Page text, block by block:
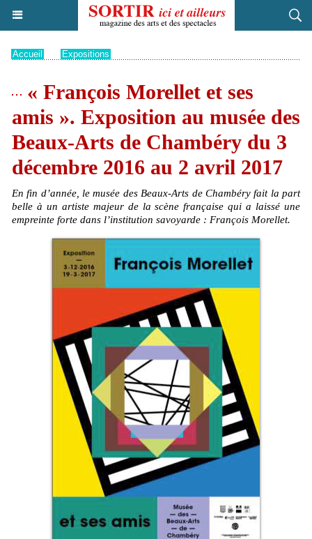
Accueil Expositions
« François Morellet et ses
amis ». Exposition au musée des
Beaux-Arts de Chambéry du 3
décembre 2016 au 2 avril 2017
En fin d’année, le musée des Beaux-Arts de Chambéry fait la part
belle à un artiste majeur de la scène française qui a laissé une
empreinte forte dans l’institution savoyarde : François Morellet.